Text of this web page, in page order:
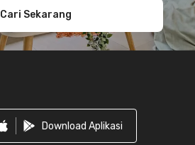
Cari Sekarang
Download Aplikasi